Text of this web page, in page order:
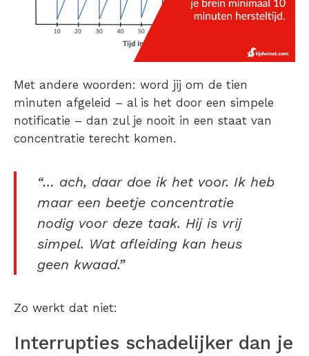
Met andere woorden: word jij om de tien
minuten afgeleid – al is het door een simpele
notificatie – dan zul je nooit in een staat van
concentratie terecht komen.
“… ach, daar doe ik het voor. Ik heb
maar een beetje concentratie
nodig voor deze taak. Hij is vrij
simpel. Wat afleiding kan heus
geen kwaad.”
Zo werkt dat niet:
Interrupties schadelijker dan je